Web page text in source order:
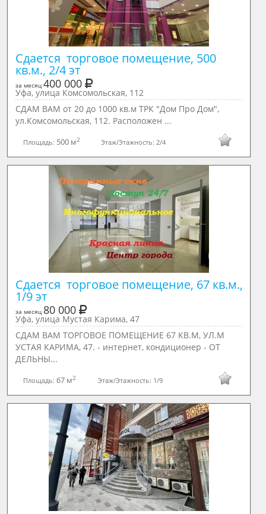
Сдается  торговое помещение, 500
кв.м., 2/4 эт
за месяц 400 000
Уфа, улица Комсомольская, 112
СДАМ ВАМ от 20 до 1000 кв.м ТРК "Дом Про Дом",
ул.Комсомольская, 112. Расположен ...
Площадь: 500 м2 Этаж/Этажность: 2/4
Сдается  торговое помещение, 67 кв.м.,
1/9 эт
за месяц 80 000
Уфа, улица Мустая Карима, 47
СДАМ ВАМ ТОРГОВОЕ ПОМЕЩЕНИЕ 67 КВ.М, УЛ.М
УСТАЯ КАРИМА, 47. - интернет, кондиционер - ОТ
ДЕЛЬНЫ...
Площадь:67 м2 Этаж/Этажность: 1/9